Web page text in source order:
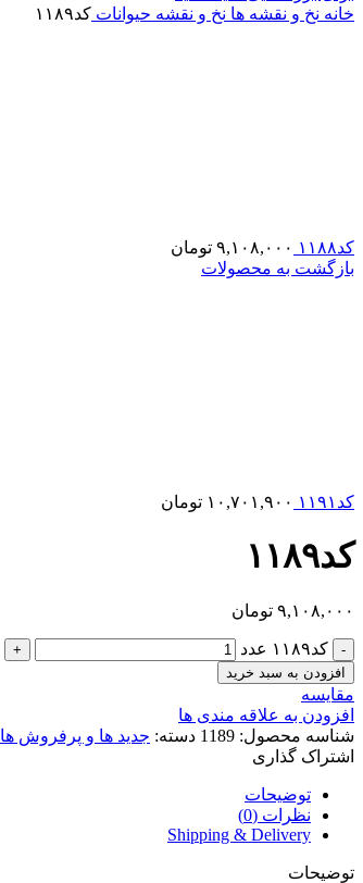
خانه نخ و نقشه ها نخ و نقشه حیوانات کد۱۱۸۹
کد۱۱۸۸ ۹,۱۰۸,۰۰۰ تومان
بازگشت به محصولات
کد۱۱۹۱ ۱۰,۷۰۱,۹۰۰ تومان
کد۱۱۸۹
۹,۱۰۸,۰۰۰ تومان
کد۱۱۸۹ عدد
افزودن به سبد خرید
مقایسه
افزودن به علاقه مندی ها
شناسه محصول: 1189 دسته: جدید ها و پرفروش ها
اشتراک گذاری
توضیحات
نظرات (0)
Shipping & Delivery
توضیحات